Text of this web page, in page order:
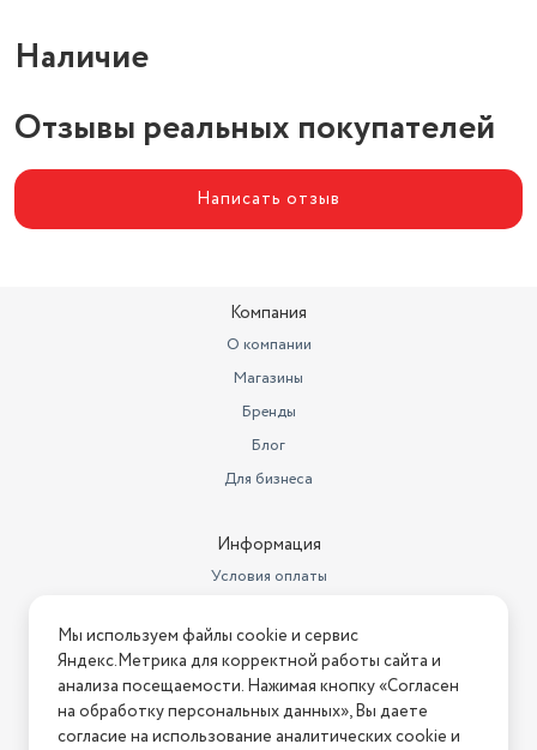
Наличие
Отзывы реальных покупателей
Написать отзыв
Компания
О компании
Магазины
Бренды
Блог
Для бизнеса
Информация
Условия оплаты
Условия возврата
Нашли ошибку на сайте? Напишите нам
2026 © Интернет-магазин "АстМаркет". У нас есть всё!
Мы используем файлы cookie и сервис
Яндекс.Метрика для корректной работы сайта и
анализа посещаемости. Нажимая кнопку «Согласен
на обработку персональных данных», Вы даете
согласие на использование аналитических cookie и